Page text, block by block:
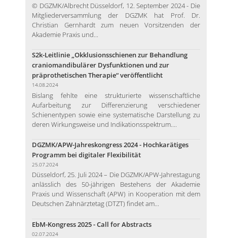
© DGZMK/Albrecht Düsseldorf, 12. September 2024 - Die
Mitgliederversammlung der DGZMK hat Prof. Dr.
Christian Gernhardt zum neuen Vorsitzenden der
Akademie Praxis und...
S2k-Leitlinie „Okklusionsschienen zur Behandlung
craniomandibulärer Dysfunktionen und zur
präprothetischen Therapie“ veröffentlicht
14.08.2024
Bislang fehlte eine strukturierte wissenschaftliche
Aufarbeitung zur Differenzierung verschiedener
Schienentypen sowie eine systematische Darstellung zu
deren Wirkungsweise und Indikationsspektrum....
DGZMK/APW-Jahreskongress 2024 - Hochkarätiges
Programm bei digitaler Flexibilität
25.07.2024
Düsseldorf, 25. Juli 2024 – Die DGZMK/APW-Jahrestagung
anlässlich des 50-jährigen Bestehens der Akademie
Praxis und Wissenschaft (APW) in Kooperation mit dem
Deutschen Zahnärztetag (DTZT) findet am...
EbM-Kongress 2025 - Call for Abstracts
02.07.2024